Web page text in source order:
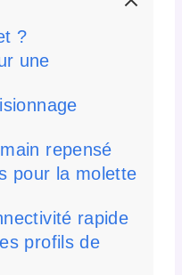
?
une
repensé
pour la molette
rapide
profils de